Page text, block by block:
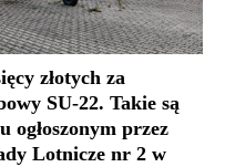
złotych za
SU-22. Takie są
ogłoszonym przez
Lotnicze nr 2 w